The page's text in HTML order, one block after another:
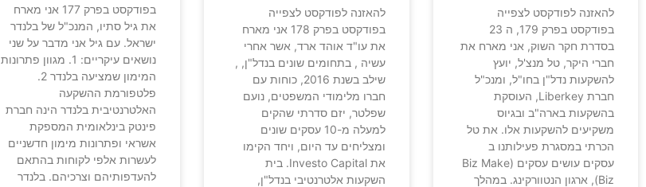
להאזנה לפודקסט לצפייה
בפודקסט בפרק 179, ה 23
בסדרת חקר השוק, אני מארח את
חברי היקר, טל מנצ'ל, יועץ
להשקעות נדל"ן בחו"ל, ומנכ"ל
חברת Liberkey, העוסקת
בהשקעות בארה"ב ובגיוס
משקיעים להשקעות אלו. את טל
הכרתי במסגרת פעילותנו ב
עסקים עושים עסקים (Biz Make
Biz), ארגון הנטוורקינג. במהלך
להאזנה לפודקסט לצפייה
בפודקסט בפרק 178 אני מארח
את עו"ד אוהד ארד, אשר אחרי
עשיה , בתחומים שונים בנדל"ן, ,
שילב בשנת 2016, כוחות עם
חברו מלימודי המשפטים, נועם
שפלטר, יזם סדרתי שהקים
למעלה מ-10 עסקים שונים
ומצליחים עד היום, ויחד הקימו
את Investo Capital. בית
השקעות אלטרנטיבי בנדל"ן,
בפודקסט בפרק 177 אני מארח
את גיל סתיו, המנכ"ל של בלנדר
ישראל. עם גיל אני מדבר על שני
נושאים עיקריים: 1. מגוון פתרונות
המימון שמציעה בלנדר 2.
פלטפורמת ההשקעה
האלטרנטיבית בלנדר הינה חברת
פינטק בינלאומית המספקת
אשראי ופתרונות מימון חדשניים
לעשרות אלפי לקוחות בהתאם
להעדפותיהם וצרכיהם. בלנדר